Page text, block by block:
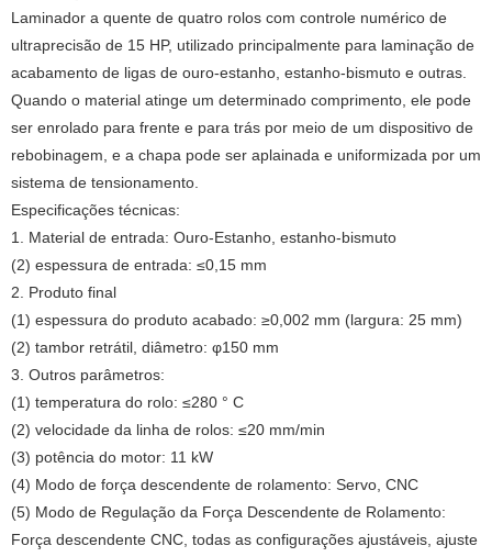
Laminador a quente de quatro rolos com controle numérico de
ultraprecisão de 15 HP, utilizado principalmente para laminação de
acabamento de ligas de ouro-estanho, estanho-bismuto e outras.
Quando o material atinge um determinado comprimento, ele pode
ser enrolado para frente e para trás por meio de um dispositivo de
rebobinagem, e a chapa pode ser aplainada e uniformizada por um
sistema de tensionamento.
Especificações técnicas:
1. Material de entrada: Ouro-Estanho, estanho-bismuto
(2) espessura de entrada: ≤0,15 mm
2. Produto final
(1) espessura do produto acabado: ≥0,002 mm (largura: 25 mm)
(2) tambor retrátil, diâmetro: φ150 mm
3. Outros parâmetros:
(1) temperatura do rolo: ≤280 ° C
(2) velocidade da linha de rolos: ≤20 mm/min
(3) potência do motor: 11 kW
(4) Modo de força descendente de rolamento: Servo, CNC
(5) Modo de Regulação da Força Descendente de Rolamento:
Força descendente CNC, todas as configurações ajustáveis, ajuste